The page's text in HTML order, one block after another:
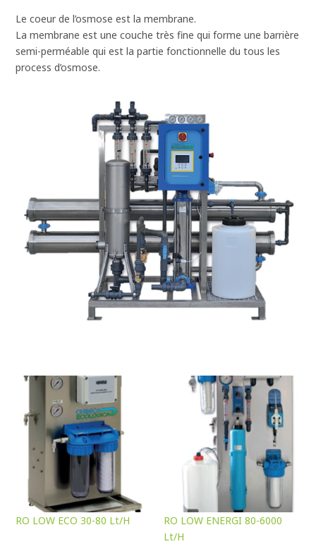
Le coeur de l’osmose est la membrane.
La membrane est une couche très fine qui forme une barrière
semi-perméable qui est la partie fonctionnelle du tous les
process d’osmose.
RO LOW ECO 30-80 Lt/H
RO LOW ENERGI 80-6000
Lt/H